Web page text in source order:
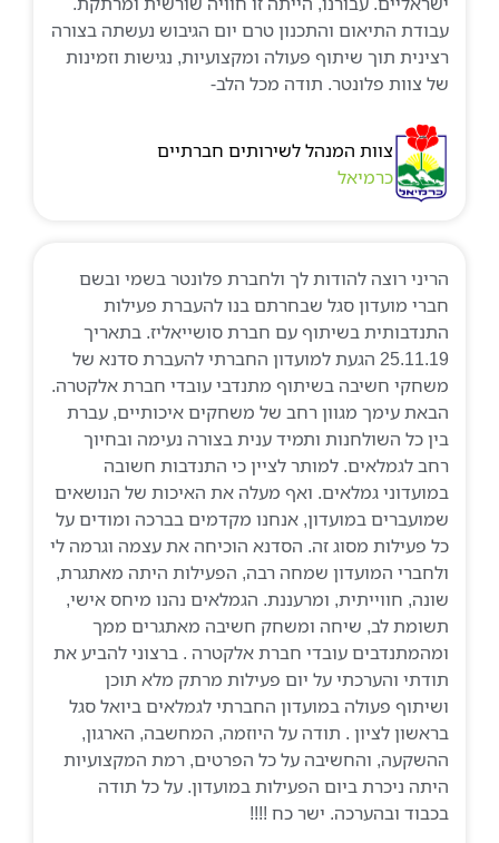
עבודת התיאום והתכנון טרם יום הגיבוש נעשתה בצורה
רצינית תוך שיתוף פעולה ומקצועיות, נגישות וזמינות
של צוות פלונטר. תודה מכל הלב-
צוות המנהל לשירותים חברתיים
כרמיאל
הריני רוצה להודות לך ולחברת פלונטר בשמי ובשם
חברי מועדון סגל שבחרתם בנו להעברת פעילות
התנדבותית בשיתוף עם חברת סושייאליז. בתאריך
25.11.19 הגעת למועדון החברתי להעברת סדנא של
משחקי חשיבה בשיתוף מתנדבי עובדי חברת אלקטרה.
הבאת עימך מגוון רחב של משחקים איכותיים, עברת
בין כל השולחנות ותמיד ענית בצורה נעימה ובחיוך
רחב לגמלאים. למותר לציין כי התנדבות חשובה
במועדוני גמלאים. ואף מעלה את האיכות של הנושאים
שמועברים במועדון, אנחנו מקדמים בברכה ומודים על
כל פעילות מסוג זה. הסדנא הוכיחה את עצמה וגרמה לי
ולחברי המועדון שמחה רבה, הפעילות היתה מאתגרת,
שונה, חווייתית, ומרעננת. הגמלאים נהנו מיחס אישי,
תשומת לב, שיחה ומשחק חשיבה מאתגרים ממך
ומהמתנדבים עובדי חברת אלקטרה . ברצוני להביע את
תודתי והערכתי על יום פעילות מרתק מלא תוכן
ושיתוף פעולה במועדון החברתי לגמלאים ביואל סגל
בראשון לציון . תודה על היוזמה, המחשבה, הארגון,
ההשקעה, והחשיבה על כל הפרטים, רמת המקצועיות
היתה ניכרת ביום הפעילות במועדון. על כל תודה
בכבוד ובהערכה. ישר כח !!!!